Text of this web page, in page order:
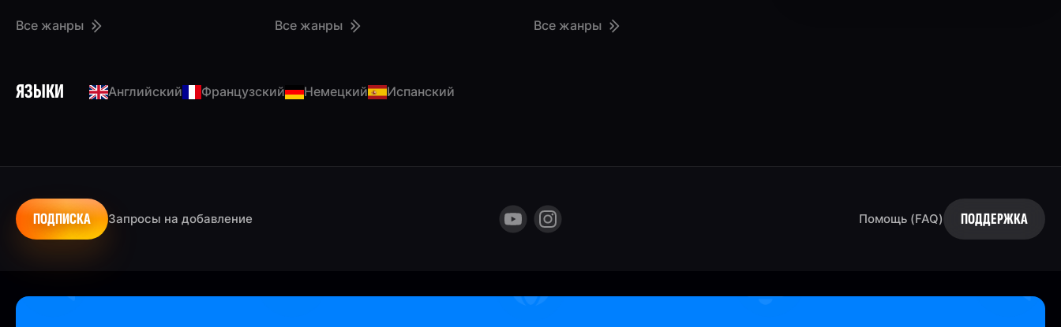
ЯЗЫКИ Английский Французский Немецкий Испанский
Все жанры Все жанры Все жанры
Запросы на добавление
ПОДПИСКА Помощь (FAQ) ПОДДЕРЖКА